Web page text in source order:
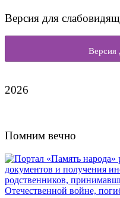
Версия для
Версия
2026
Помним вечно